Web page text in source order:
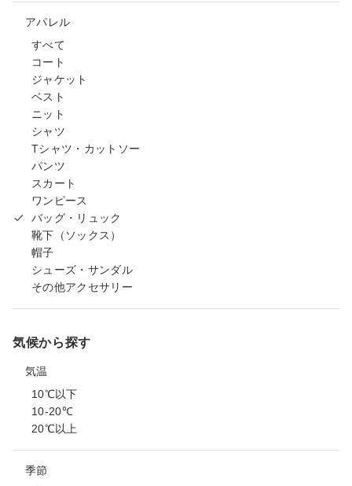
アパレル
すべて
コート
ジャケット
ベスト
ニット
シャツ
Tシャツ・カットソー
パンツ
スカート
ワンピース
バッグ・リュック
靴下（ソックス）
帽子
シューズ・サンダル
その他アクセサリー
気候から探す
気温
10℃以下
10-20℃
20℃以上
季節